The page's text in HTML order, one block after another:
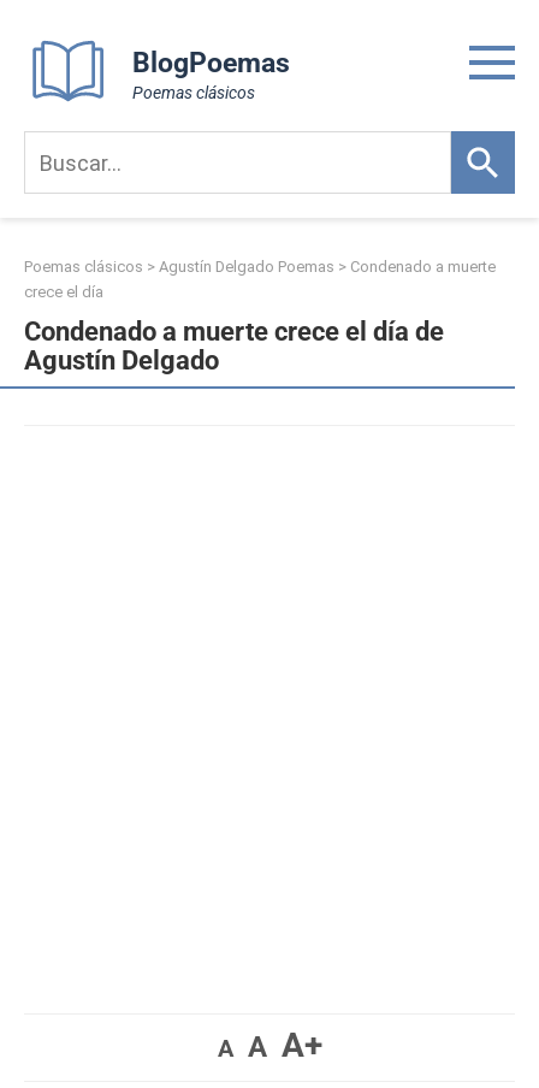
content
BlogPoemas
Poemas clásicos
Poemas clásicos > Agustín Delgado Poemas > Condenado a muerte
crece el día
Condenado a muerte crece el día de
Agustín Delgado
A A A+